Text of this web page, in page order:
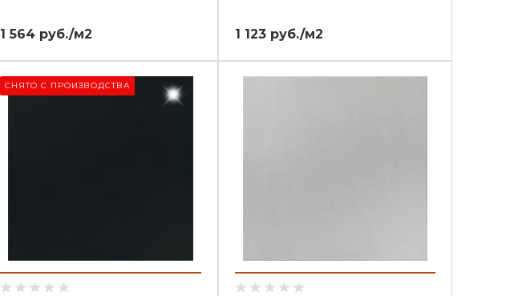
1 564 руб./м2 1 123 руб./м2
СНЯТО С ПРОИЗВОДСТВА